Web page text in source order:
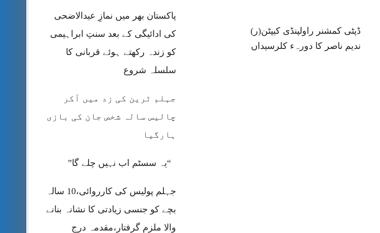
پاکستان بھر میں نمازِ عیدالاضحی
کی ادائیگی کے بعد سنتِ ابراہیمی
کو زندہ رکھتے ہوئے قربانی کا
سلسلہ شروع
جہلم ٹرین کی زد میں آکر
چالیس سالہ شخص جان کی بازی
ہارگیا
“یہ سسٹم اب نہیں چلے گا”
جہلم پولیس کی کارروائی،10 سالہ
بچے کو جنسی زیادتی کا نشانہ بنانے
والا ملزم گرفتار،مقدمہ درج
ڈپٹی کمشنر راولپنڈی کیپٹن(ر)
ندیم ناصر کا دورہء کلرسیداں